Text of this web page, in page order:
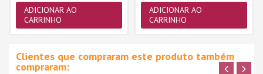
ADICIONAR AO
CARRINHO
ADICIONAR AO
CARRINHO
Clientes que compraram este produto também
compraram: